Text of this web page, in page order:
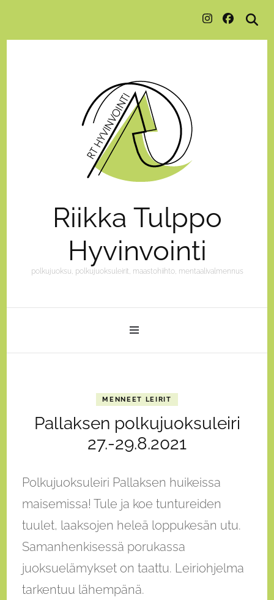
Riikka Tulppo
Hyvinvointi
polkujuoksu, polkujuoksuleirit, maastohiihto, mentaalivalmennus
MENNEET LEIRIT
Pallaksen polkujuoksuleiri
27.-29.8.2021
Polkujuoksuleiri Pallaksen huikeissa
maisemissa! Tule ja koe tuntureiden
tuulet, laaksojen heleä loppukesän utu.
Samanhenkisessä porukassa
juoksuelämykset on taattu. Leiriohjelma
tarkentuu lähempänä.